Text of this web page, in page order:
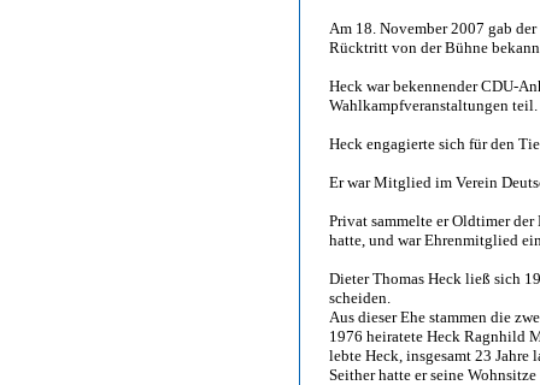
Am 18. November 2007 gab
Rücktritt von der Bühne
Heck war bekennender CDU-
Wahlkampfveranstaltungen teil.
Heck engagierte sich für den
Er war Mitglied im Verein
Privat sammelte er Oldtimer
hatte, und war Ehrenmitglied
Dieter Thomas Heck ließ sich
scheiden.
Aus dieser Ehe stammen die
1976 heiratete Heck Ragnhild
lebte Heck, insgesamt 23
Seither hatte er seine